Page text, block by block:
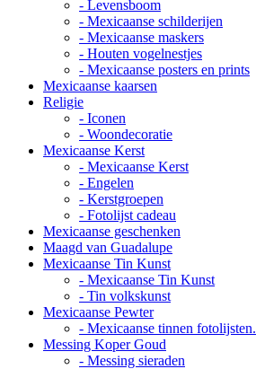
- Levensboom
- Mexicaanse schilderijen
- Mexicaanse maskers
- Houten vogelnestjes
- Mexicaanse posters en prints
Mexicaanse kaarsen
Religie
- Iconen
- Woondecoratie
Mexicaanse Kerst
- Mexicaanse Kerst
- Engelen
- Kerstgroepen
- Fotolijst cadeau
Mexicaanse geschenken
Maagd van Guadalupe
Mexicaanse Tin Kunst
- Mexicaanse Tin Kunst
- Tin volkskunst
Mexicaanse Pewter
- Mexicaanse tinnen fotolijsten.
Messing Koper Goud
- Messing sieraden